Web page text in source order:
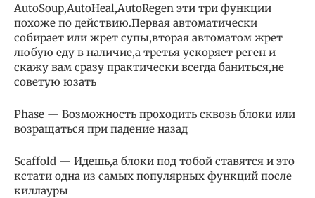
AutoSoup,AutoHeal,AutoRegen эти три функции
похоже по действию.Первая автоматически
собирает или жрет супы,вторая автоматом жрет
любую еду в наличие,а третья ускоряет реген и
скажу вам сразу практически всегда баниться,не
советую юзать
Phase — Возможность проходить сквозь блоки или
возращаться при падение назад
Scaffold — Идешь,а блоки под тобой ставятся и это
кстати одна из самых популярных функций после
киллауры